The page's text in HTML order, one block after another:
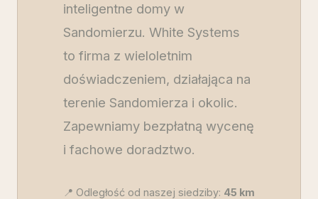
inteligentne domy w
Sandomierzu. White Systems
to firma z wieloletnim
doświadczeniem, działająca na
terenie Sandomierza i okolic.
Zapewniamy bezpłatną wycenę
i fachowe doradztwo.
📍 Odległość od naszej siedziby: 45 km